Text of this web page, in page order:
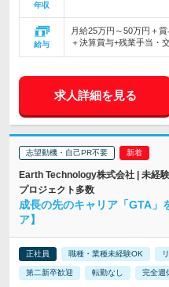
年収
給与
月給25万円～50万円＋
＋決算賞与+残業手当・
求人詳細を見る
志望動機・自己PR不要
Earth Technology株式会社 | 未経
プロジェクト多数
成長の先のキャリア「GTA」
ア】
正社員 職種・業種未経験OK
第二新卒歓迎 転勤なし 完全週